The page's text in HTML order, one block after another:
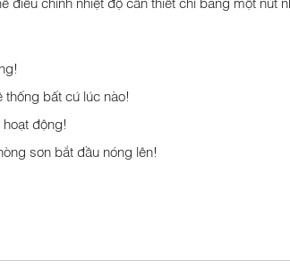
thống bất cứ lúc nào!
động!
sơn bắt đầu nóng lên!